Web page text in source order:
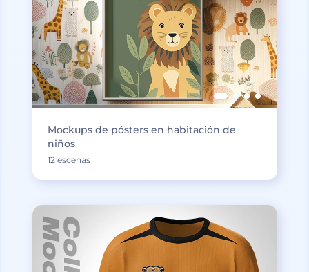
Mockups de pósters en habitación de
niños
12 escenas